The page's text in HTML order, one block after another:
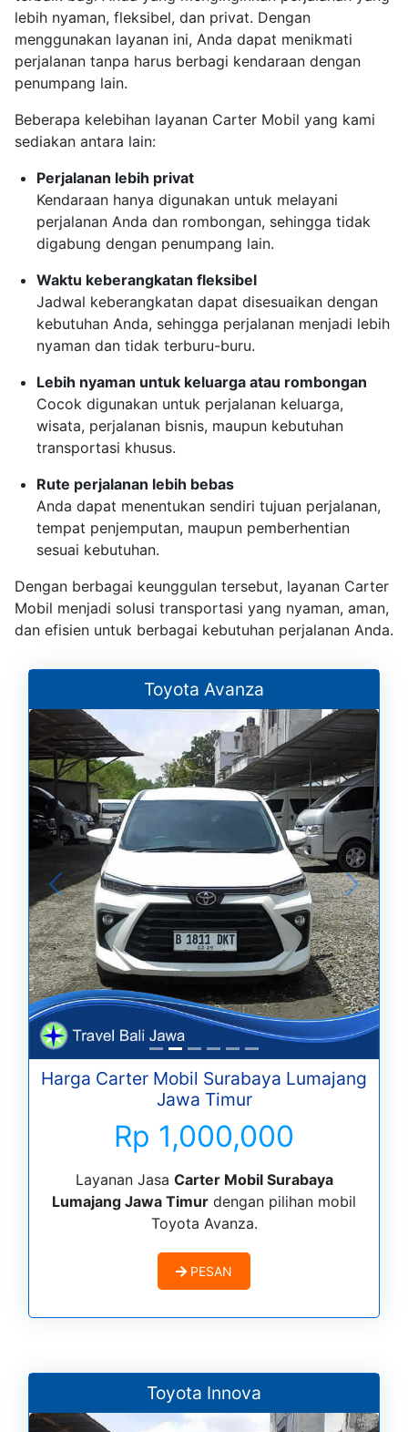
lebih nyaman, fleksibel, dan privat. Dengan
menggunakan layanan ini, Anda dapat menikmati
perjalanan tanpa harus berbagi kendaraan dengan
penumpang lain.
Beberapa kelebihan layanan Carter Mobil yang kami
sediakan antara lain:
Perjalanan lebih privat
Kendaraan hanya digunakan untuk melayani
perjalanan Anda dan rombongan, sehingga tidak
digabung dengan penumpang lain.
Waktu keberangkatan fleksibel
Jadwal keberangkatan dapat disesuaikan dengan
kebutuhan Anda, sehingga perjalanan menjadi lebih
nyaman dan tidak terburu-buru.
Lebih nyaman untuk keluarga atau rombongan
Cocok digunakan untuk perjalanan keluarga,
wisata, perjalanan bisnis, maupun kebutuhan
transportasi khusus.
Rute perjalanan lebih bebas
Anda dapat menentukan sendiri tujuan perjalanan,
tempat penjemputan, maupun pemberhentian
sesuai kebutuhan.
Dengan berbagai keunggulan tersebut, layanan Carter
Mobil menjadi solusi transportasi yang nyaman, aman,
dan efisien untuk berbagai kebutuhan perjalanan Anda.
Toyota Avanza
Harga Carter Mobil Surabaya Lumajang
Jawa Timur
Rp 1,000,000
Layanan Jasa Carter Mobil Surabaya
Lumajang Jawa Timur dengan pilihan mobil
Toyota Avanza.
PESAN
Toyota Innova